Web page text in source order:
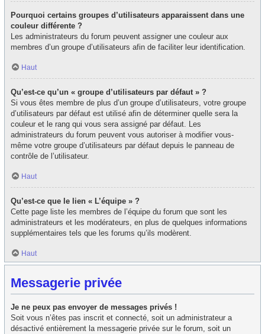
Pourquoi certains groupes d’utilisateurs apparaissent dans une
couleur différente ?
Les administrateurs du forum peuvent assigner une couleur aux
membres d’un groupe d’utilisateurs afin de faciliter leur identification.
Haut
Qu’est-ce qu’un « groupe d’utilisateurs par défaut » ?
Si vous êtes membre de plus d’un groupe d’utilisateurs, votre groupe
d’utilisateurs par défaut est utilisé afin de déterminer quelle sera la
couleur et le rang qui vous sera assigné par défaut. Les
administrateurs du forum peuvent vous autoriser à modifier vous-
même votre groupe d’utilisateurs par défaut depuis le panneau de
contrôle de l’utilisateur.
Haut
Qu’est-ce que le lien « L’équipe » ?
Cette page liste les membres de l’équipe du forum que sont les
administrateurs et les modérateurs, en plus de quelques informations
supplémentaires tels que les forums qu’ils modèrent.
Haut
Messagerie privée
Je ne peux pas envoyer de messages privés !
Soit vous n’êtes pas inscrit et connecté, soit un administrateur a
désactivé entièrement la messagerie privée sur le forum, soit un